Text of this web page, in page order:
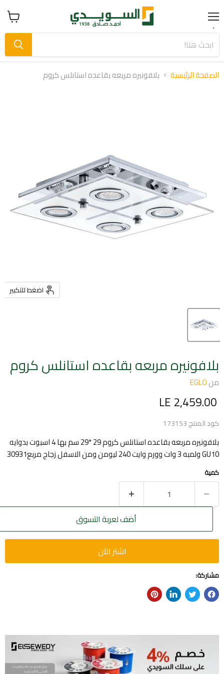
Menu عرض
سلة
الصفحة الرئيسية بلافونيره مربعه بقاعده استانلس كروم
اضغط للتكبير
بلافونيره مربعه بقاعده استانلس كروم
منEGLO
السعر الحالي
LE 2,459.00
كود المنتج173153
بلافونيره مربعه بقاعده استانلس كروم 29 *29 سم بها 4 اسبوت بدوايه
GU10 ولمبه 3 وات وورم وايت 240 ليومن ومن الاسفل زجاج مربع30931
كمية
أضف لعربة التسوق
اشتر الآن
مشاركة: